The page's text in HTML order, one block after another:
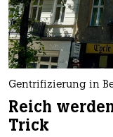
nord
wahrheit
verlag
verlag
Gentrifizierung in
Reich
Trick